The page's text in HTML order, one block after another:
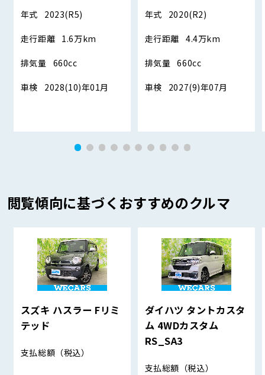
年式 2023(R5)
走行距離 1.6万km
排気量 660cc
車検 2028(10)年01月
年式 2020(R2)
走行距離 4.4万km
排気量 660cc
車検 2027(9)年07月
閲覧傾向に基づくおすすめのクルマ
スズキ ハスラー Fリミ
テッド
支払総額 （税込）
ダイハツ タントカスタ
ム 4WDカスタム
RS_SA3
支払総額 （税込）